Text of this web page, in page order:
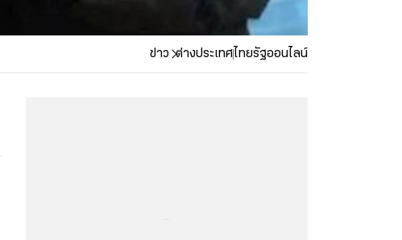
ข่าว ต่างประเทศไทยรัฐออนไลน์